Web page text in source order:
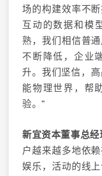
场的构建效率不
互动的数据和模
熟，我们相信普
不断降低，企业
升。我们坚信，
能物理世界，帮
验。”
新宜资本董事总
户越来越多地依
娱乐，活动的线